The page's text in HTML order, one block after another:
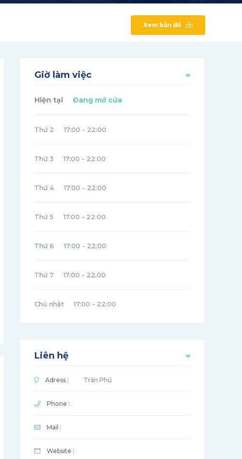
Xem bản đồ
Giờ làm việc
Hiện tại Đang mở cửa
Thứ 2 17:00 - 22:00
Thứ 3 17:00 - 22:00
Thứ 4 17:00 - 22:00
Thứ 5 17:00 - 22:00
Thứ 6 17:00 - 22:00
Thứ 7 17:00 - 22:00
Chủ nhật 17:00 - 22:00
Liên hệ
Adress : Trần Phú
Phone :
Mail :
Website :